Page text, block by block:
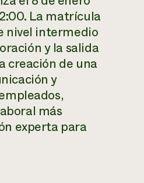
La matrícula
nivel intermedio
y la salida
creación de una
y
más
experta para